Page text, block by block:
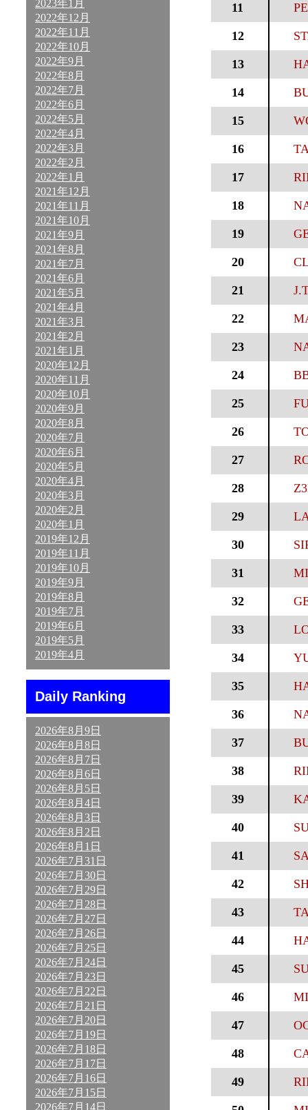
2023年1月
2022年12月
2022年11月
2022年10月
2022年9月
2022年8月
2022年7月
2022年6月
2022年5月
2022年4月
2022年3月
2022年2月
2022年1月
2021年12月
2021年11月
2021年10月
2021年9月
2021年8月
2021年7月
2021年6月
2021年5月
2021年4月
2021年3月
2021年2月
2021年1月
2020年12月
2020年11月
2020年10月
2020年9月
2020年8月
2020年7月
2020年6月
2020年5月
2020年4月
2020年3月
2020年2月
2020年1月
2019年12月
2019年11月
2019年10月
2019年9月
2019年8月
2019年7月
2019年6月
2019年5月
2019年4月
Daily Ranking
2026年8月9日
2026年8月8日
2026年8月7日
2026年8月6日
2026年8月5日
2026年8月4日
2026年8月3日
2026年8月2日
2026年8月1日
2026年7月31日
2026年7月30日
2026年7月29日
2026年7月28日
2026年7月27日
2026年7月26日
2026年7月25日
2026年7月24日
2026年7月23日
2026年7月22日
2026年7月21日
2026年7月20日
2026年7月19日
2026年7月18日
2026年7月17日
2026年7月16日
2026年7月15日
2026年7月14日
11
12
13
14
15
16
17
18
19
20
21
22
23
24
25
26
27
28
29
30
31
32
33
34
35
36
37
38
39
40
41
42
43
44
45
46
47
48
49